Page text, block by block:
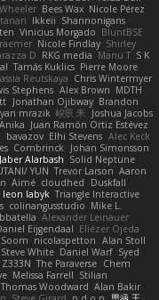
Bees Wax Nicole Pérez
Ikkeii Shannonigans
Vinicius Morgado BluntBSE
Nicole Findlay Shirley
D RKG media Manu T S K
Tamás Kuklics Pierre Moore
Reutskaya Chris Wintermyer
Stephens Alex Brown MDTH
Jonathan Ojibway Brandon
mrazik 峻辰 朱 Joshua Jacobs
Anika Juan Ramón Ortiz Estévez
bavazov Elhi Stevens Alec Keck
Combrinck Johan Simonsson
Jaber Alarbash Solid Neptune
YUN Trevor Larson Aaron
Aimé cloudhed
Duskfall
leon labyk Triangle Interactive
colinangusstudio Mike L.
Alexander Leinauer
Eijgendaal Eliézer Ojeda
nicolaspetton Alan Stoll
Steve White Daniel Warf Syed
The Paraverse Chem
Melissa Farrell Stilian
Thomas Woodward Alan Bakir